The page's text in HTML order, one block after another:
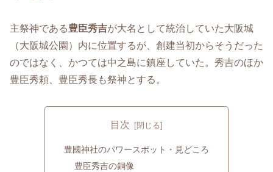
主祭神である豊臣秀吉が大名として統治していた大阪城
（大阪城公園）内に位置するが、創建当初からそうだった
のではなく、かつては中之島に鎮座していた。秀吉のほか
豊臣秀頼、豊臣秀長も祭神とする。
目次
豊國神社のパワースポット・見どころ
豊臣秀吉の銅像